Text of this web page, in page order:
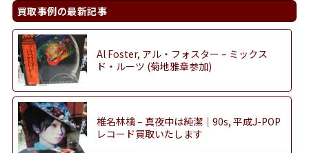
買取事例の最新記事
Al Foster, アル・フォスター – ミックス
ド・ルーツ (菊地雅章参加)
椎名林檎 – 真夜中は純潔｜90s, 平成J-POP
レコード買取いたします